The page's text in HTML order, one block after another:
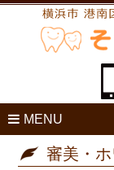
MENU
審美・